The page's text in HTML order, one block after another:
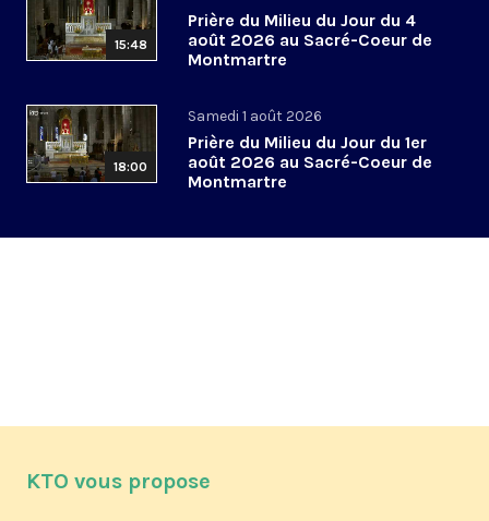
15:48
Prière du Milieu du Jour du 4
août 2026 au Sacré-Coeur de
Montmartre
18:00
Samedi 1 août 2026
Prière du Milieu du Jour du 1er
août 2026 au Sacré-Coeur de
Montmartre
KTO vous propose